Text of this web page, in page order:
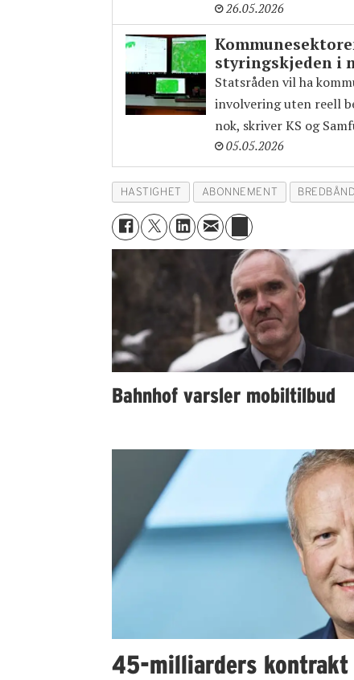
26.05.2026
styringskjeden i
Statsråden vil ha
involvering uten reell
nok, skriver KS og
05.05.2026
HASTIGHET ABONNEMENT BREDBÅND
Bahnhof varsler mobiltilbud
45-milliarders kontrakt